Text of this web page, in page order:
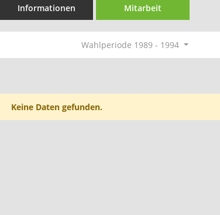
Informationen Mitarbeit
Wahlperiode 1989 - 1994
Keine Daten gefunden.